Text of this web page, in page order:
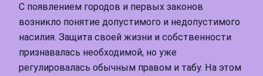
С появлением городов и первых законов
возникло понятие допустимого и недопустимого
насилия. Защита своей жизни и собственности
признавалась необходимой, но уже
регулировалась обычным правом и табу. На этом